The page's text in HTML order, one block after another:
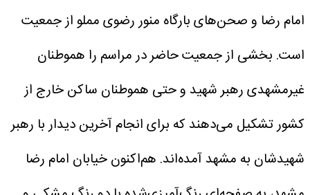
امام رضا و صحن‌های بارگاه منور رضوی مملو از جمعیت
است. بخشی از جمعیت حاضر در مراسم را هموطنان
غیرمشهدی رهبر شهید و حتی هموطنان ساکن خارج از
کشور تشکیل می‌دهند که برای انجام آخرین دیدار با رهبر
شهیدشان به مشهد آمده‌اند. هم‌اکنون خیابان امام رضا